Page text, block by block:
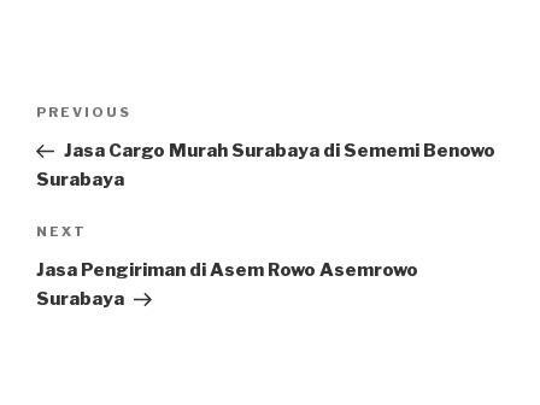
PREVIOUS
Jasa Cargo Murah Surabaya di Sememi Benowo
Surabaya
NEXT
Jasa Pengiriman di Asem Rowo Asemrowo
Surabaya